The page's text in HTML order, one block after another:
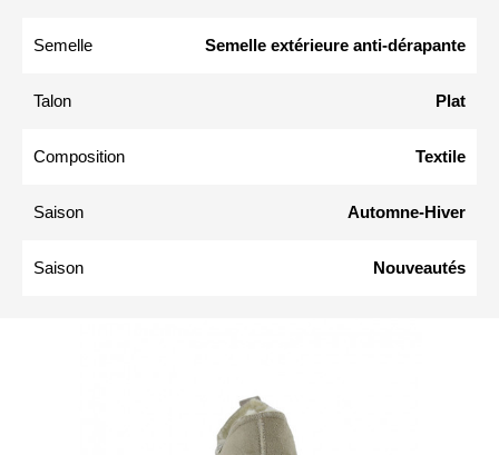
Semelle Semelle extérieure anti-dérapante
Talon Plat
Composition Textile
Saison Automne-Hiver
Saison Nouveautés